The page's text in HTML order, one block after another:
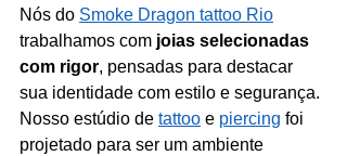
Nós do Smoke Dragon tattoo Rio
trabalhamos com joias selecionadas
com rigor, pensadas para destacar
sua identidade com estilo e segurança.
Nosso estúdio de tattoo e piercing foi
projetado para ser um ambiente